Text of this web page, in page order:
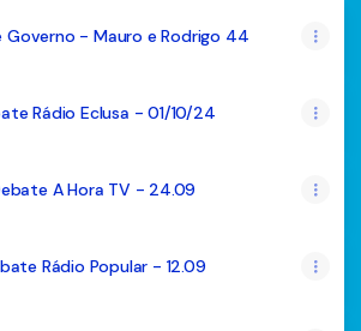
Governo - Mauro e Rodrigo 44
Rádio Eclusa - 01/10/24
A Hora TV - 24.09
Rádio Popular - 12.09